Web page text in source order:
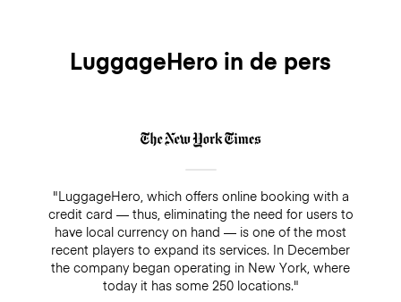
LuggageHero in de pers
"LuggageHero, which offers online booking with a
credit card — thus, eliminating the need for users to
have local currency on hand — is one of the most
recent players to expand its services. In December
the company began operating in New York, where
today it has some 250 locations."